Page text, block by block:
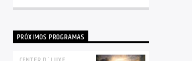
PRÓXIMOS PROGRAMAS